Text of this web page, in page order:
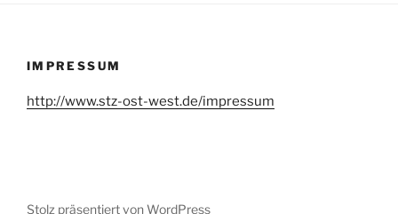
IMPRESSUM
http://www.stz-ost-west.de/impressum
Stolz präsentiert von WordPress